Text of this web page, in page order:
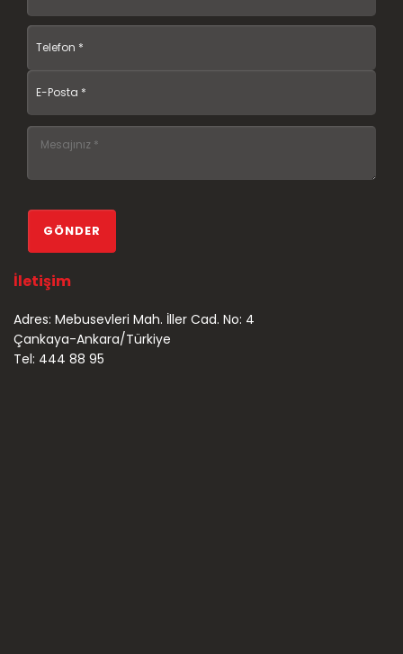
İletişim
Adres: Mebusevleri Mah. İller Cad. No: 4
Çankaya-Ankara/Türkiye
Tel: 444 88 95